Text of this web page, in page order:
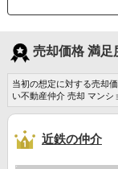
売却価格 満足
当初の想定に対する売却
い不動産仲介 売却 マンシ
近鉄の仲介